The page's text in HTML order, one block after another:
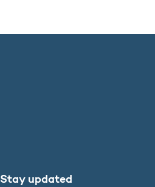
Stay updated